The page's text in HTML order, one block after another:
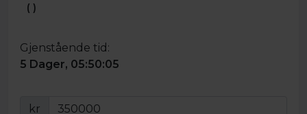
( )
Gjenstående tid:
5 Dager, 05:50:05
kr